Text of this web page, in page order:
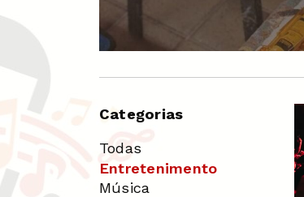
Categorias
Todas
Entretenimento
Música